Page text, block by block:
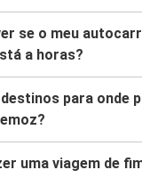
se o meu
a horas?
para onde
uma viagem de